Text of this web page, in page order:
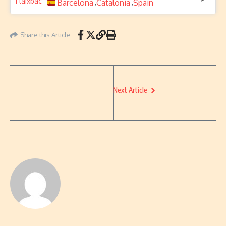
Barcelona ,Catalonia ,Spain
Share this Article
Next Article